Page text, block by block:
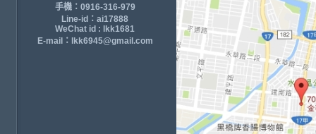
手機：0916-316-979
Line-id：ai17888
WeChat id : lkk1681
E-mail：lkk6945@gmail.com